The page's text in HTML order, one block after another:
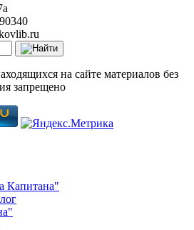
на сайте материалов без
запрещено
Капитана"